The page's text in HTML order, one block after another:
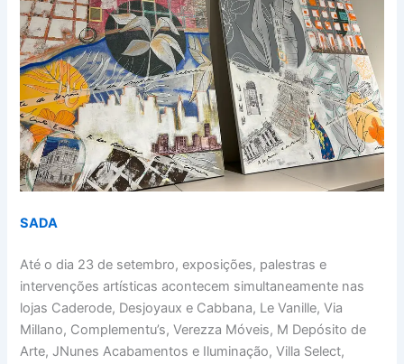
SADA
Até o dia 23 de setembro, exposições, palestras e
intervenções artísticas acontecem simultaneamente nas
lojas Caderode, Desjoyaux e Cabbana, Le Vanille, Via
Millano, Complementu’s, Verezza Móveis, M Depósito de
Arte, JNunes Acabamentos e Iluminação, Villa Select,